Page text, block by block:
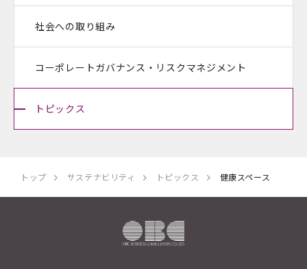
トップ サステナビリティ トピックス 健康スペース
社会への取り組み
コーポレートガバナンス・ リスクマネジメント
トピックス